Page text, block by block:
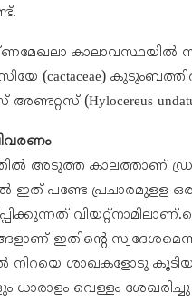
കാലാവസ്ഥയിൽ
(cactaceae)
അണ്ടറ്റസ് (Hylocereus
അടുത്ത കാലത്താണ്
ഇത് പണ്ടേ പ്രചാരമുളള
ഇതിന്റെ
നിറയെ ശാഖകളോടു
ധാരാളം വെള്ളം